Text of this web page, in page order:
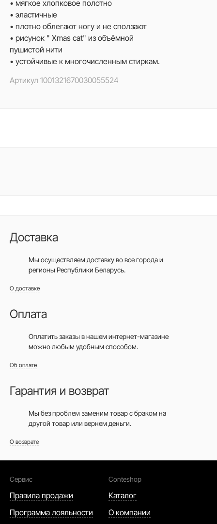
• мягкое хлопковое полотно
• эластичные
• плотно облегают ногу и не сползают
• рисунок " Xmas cat" из объёмной
пушистой нити
• устойчивые к многочисленным стиркам.
Артикул 1001321670030055524
Доставка
Мы осуществляем доставку во все городаи
регионы Республики Беларусь.
О доставке
Оплата
Оплатить заказы в нашем интернет-магазине
можно любым удобным способом.
Об оплате
Гарантия и возврат
Мы без проблем заменим товар с браком на
другой товар или вернем деньги.
О возврате
Сервис
Правила продажи
Программа лояльности
Conteshop
Каталог
О компании